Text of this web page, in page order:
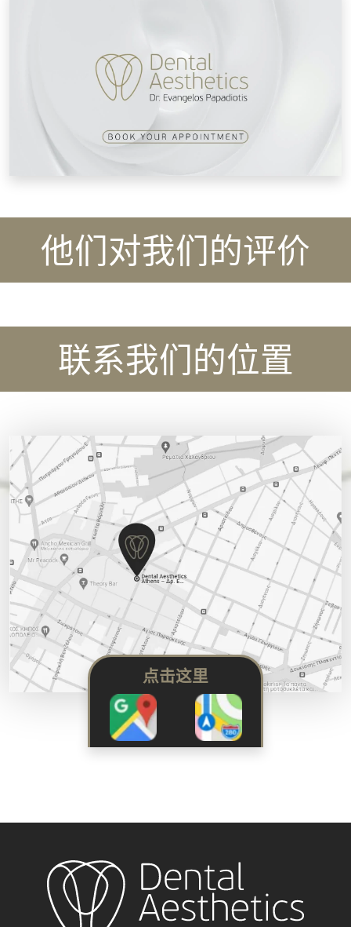
他们对我们的评价
联系我们的位置
点击这里